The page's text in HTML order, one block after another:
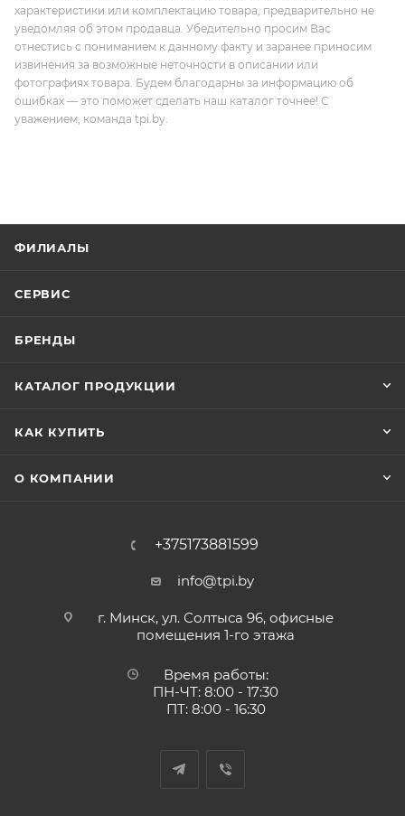
характеристики или комплектацию товара, предварительно не
уведомляя об этом продавца. Убедительно просим Вас
отнестись с пониманием к данному факту и заранее приносим
извинения за возможные неточности в описании или
фотографиях товара. Будем благодарны за информацию об
ошибках — это поможет сделать наш каталог точнее! С
уважением, команда tpi.by.
ФИЛИАЛЫ
СЕРВИС
БРЕНДЫ
КАТАЛОГ ПРОДУКЦИИ
КАК КУПИТЬ
О КОМПАНИИ
+375173881599
info@tpi.by
г. Минск, ул. Солтыса 96, офисные
помещения 1-го этажа
Время работы:
ПН-ЧТ: 8:00 - 17:30
ПТ: 8:00 - 16:30